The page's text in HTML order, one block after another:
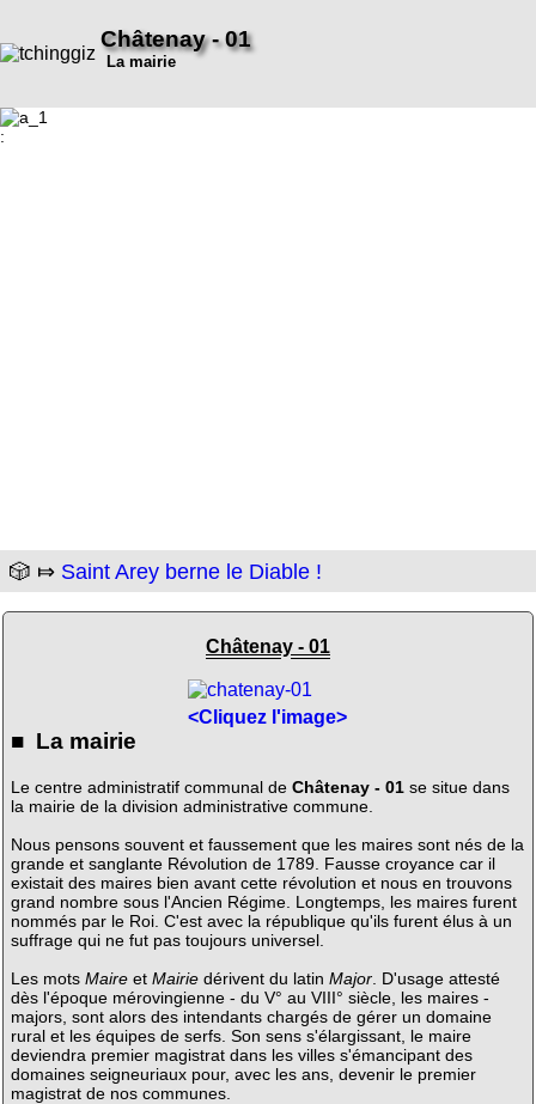
Châtenay - 01
La mairie
:
🎲 ⤇ Saint Arey berne le Diable !
Châtenay - 01
<Cliquez l'image>
■ La mairie
Le centre administratif communal de Châtenay - 01se situe dans
la mairie de la division administrative commune.
Nous pensons souvent et faussement que les maires sont nés de la
grande et sanglante Révolution de 1789. Fausse croyance car il
existait des maires bien avant cette révolution et nous en trouvons
grand nombre sous l'Ancien Régime. Longtemps, les maires furent
nommés par le Roi. C'est avec la république qu'ils furent élus à un
suffrage qui ne fut pas toujours universel.
Les mots Maireet Mairiedérivent du latin Major. D'usage attesté
dès l'époque mérovingienne - du V° au VIII° siècle, les maires -
majors, sont alors des intendants chargés de gérer un domaine
rural et les équipes de serfs. Son sens s'élargissant, le maire
deviendra premier magistrat dans les villes s'émancipant des
domaines seigneuriaux pour, avec les ans, devenir le premier
magistrat de nos communes.